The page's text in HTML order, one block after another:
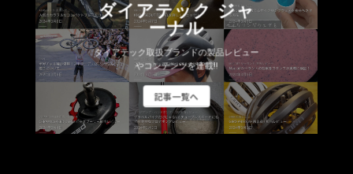
ダイアテック ジャ
ーナル
ダイアテック取扱ブランドの製品レビュー
やコンテンツを連載!!
記事一覧へ